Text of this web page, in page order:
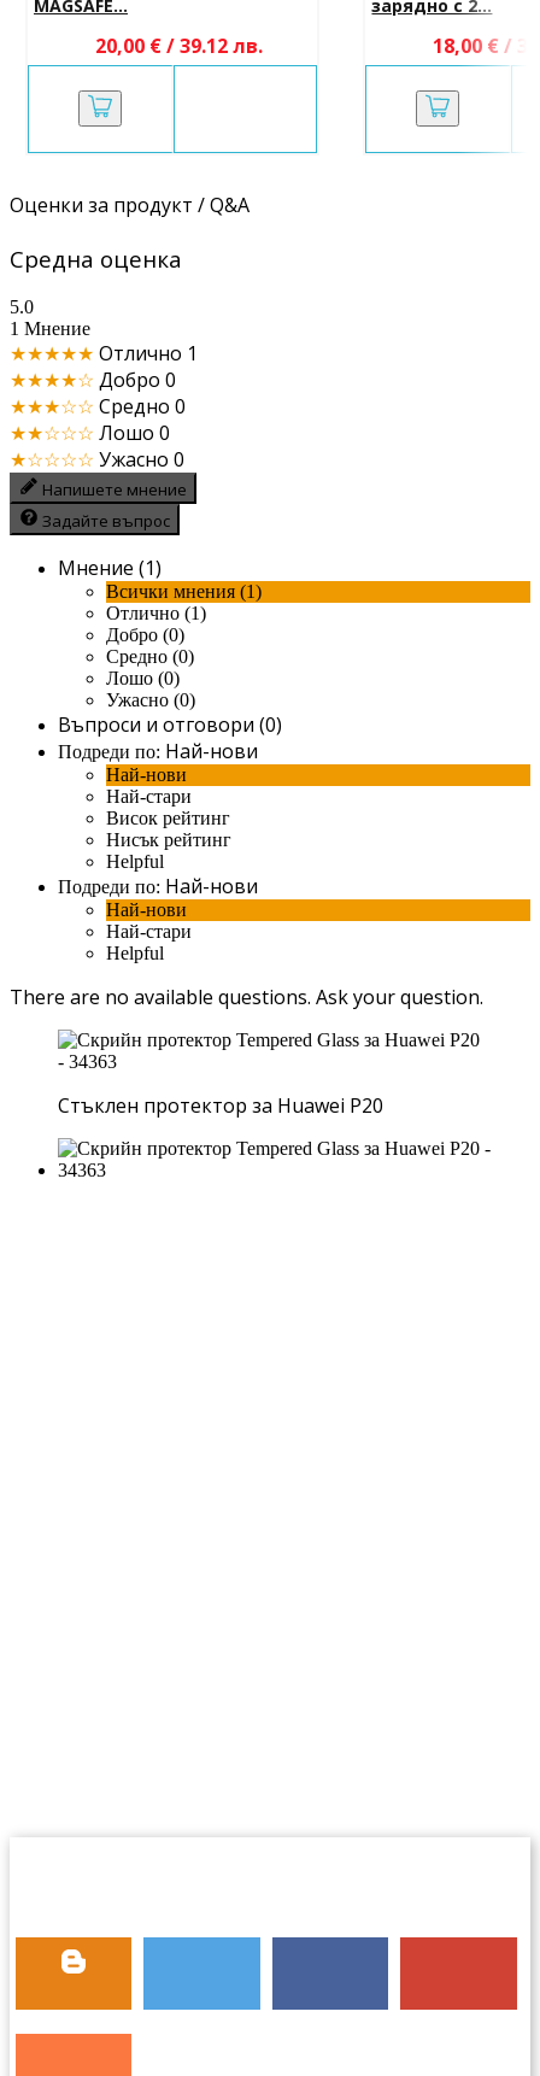
MAGSAFE...
20,00 € / 39.12 лв.
зарядно с 2...
18,00 € /
Оценки за продукт / Q&A
Средна оценка
5.0
1 Мнение
★★★★★ Отлично 1
★★★★☆ Добро 0
★★★☆☆ Средно 0
★★☆☆☆ Лошо 0
★☆☆☆☆ Ужасно 0
Напишете мнение
Задайте въпрос
Мнение (1)
Всички мнения (1)
Отлично (1)
Добро (0)
Средно (0)
Лошо (0)
Ужасно (0)
Въпроси и отговори (0)
Подреди по: Най-нови
Най-нови
Най-стари
Висок рейтинг
Нисък рейтинг
Helpful
Подреди по: Най-нови
Най-нови
Най-стари
Helpful
There are no available questions. Ask your question.
Стъклен протектор за Huawei P20